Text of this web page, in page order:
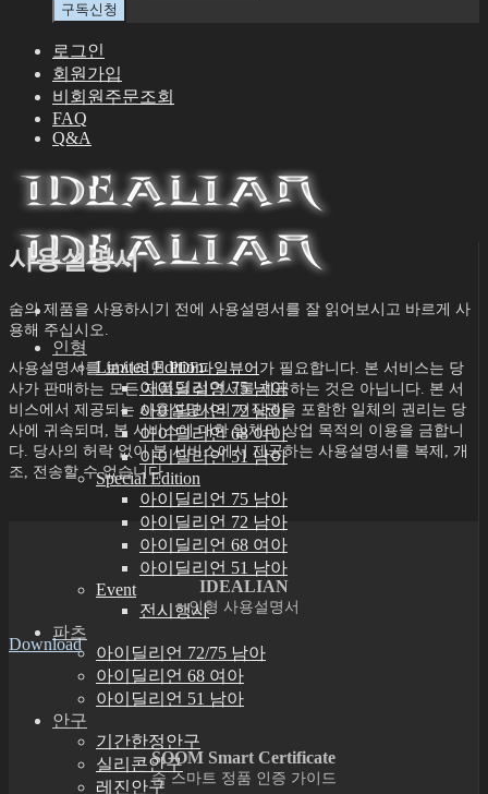
로그인
회원가입
비회원주문조회
FAQ
Q&A
인형
Limited Edition
아이딜리언 75 남아
아이딜리언 72 남아
아이딜리언 68 여아
아이딜리언 51 남아
Special Edition
아이딜리언 75 남아
아이딜리언 72 남아
아이딜리언 68 여아
아이딜리언 51 남아
Event
전시행사
파츠
아이딜리언 72/75 남아
아이딜리언 68 여아
아이딜리언 51 남아
안구
기간한정안구
실리콘안구
레진안구
사용설명서
숨의 제품을 사용하시기 전에 사용설명서를 잘 읽어보시고 바르게 사
용해 주십시오.
사용설명서를 보시려면PDF파일뷰어 가 필요합니다. 본 서비스는 당
사가 판매하는 모든 제품의 설명서를 제공하는 것은 아닙니다. 본 서
비스에서 제공되는 사용설명서의 저작권을 포함한 일체의 권리는 당
사에 귀속되며, 본 서비스에 대한 일체의 상업 목적의 이용을 금합니
다. 당사의 허락 없이 본 서비스에서 제공하는 사용설명서를 복제, 개
조, 전송할 수 없습니다.
IDEALIAN
인형 사용설명서
Download
SOOM Smart Certificate
숨 스마트 정품 인증 가이드